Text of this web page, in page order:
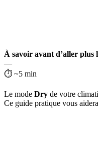
À savoir avant d’aller plus
—
⏱ ~5 min
Le mode Dry de votre
Ce guide pratique vous